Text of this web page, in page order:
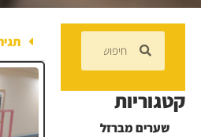
קטגוריות
שערים מברזל